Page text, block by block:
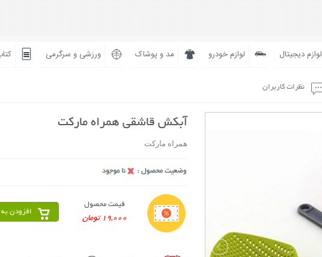
لوازم دیجیتال لوازم خودرو مد و پوشاک ورزشی و سرگرمی
نظرات کاربران
آبکش قاشقی همراه مارکت
همراه مارکت
قیمت محصول
19,000 تومان
افزودن